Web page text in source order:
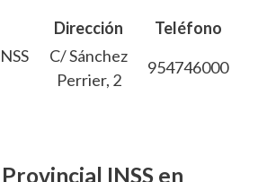
Dirección
Teléfono
C/ Sánchez
Perrier, 2
954746000
INSS en